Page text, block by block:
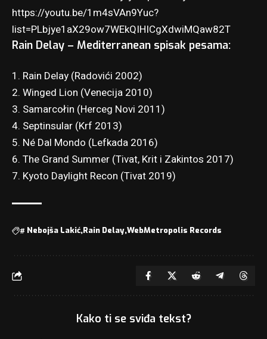
https://youtu.be/1m4sVAn9Yuc?
list=PLbjye1aX29ow7WEkQIHICgXdwiMQaw82T
Rain Delay – Mediterranean spisak pesama:
1. Rain Delay (Radovići 2002)
2. Winged Lion (Venecija 2010)
3. Samarcołin (Herceg Novi 2011)
4. Septinsular (Krf 2013)
5. Né Dal Mondo (Lefkada 2016)
6. The Grand Summer (Tivat, Krit i Zakintos 2017)
7. Kyoto Daylight Recon (Tivat 2019)
# Nebojša Lakić Rain Delay WebMetropolis Records
Kako ti se sviđa tekst?